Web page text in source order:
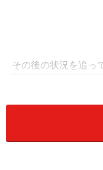
その後の状況を追っ
去年の記事にも書
行政法人 農業技術